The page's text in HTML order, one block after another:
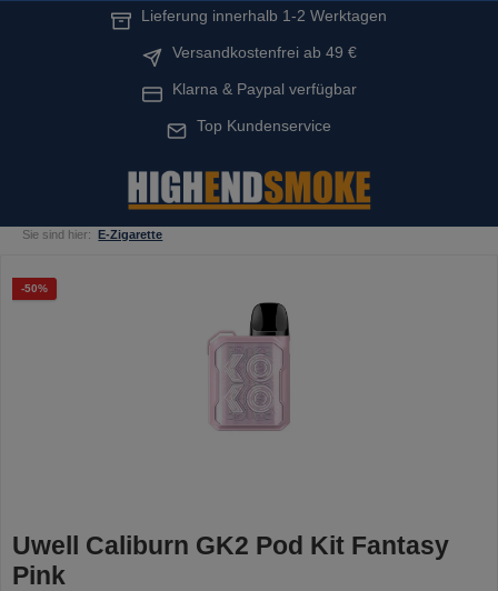
Lieferung innerhalb 1-2 Werktagen
Versandkostenfrei ab 49 €
Klarna & Paypal verfügbar
Top Kundenservice
Sie sind hier: E-Zigarette
Bildergalerie überspringen
-50%Rabatt
Uwell Caliburn GK2 Pod Kit Fantasy
Pink